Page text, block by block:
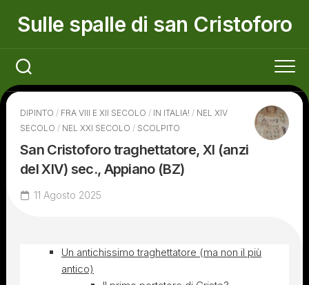
Sulle spalle di san Cristoforo
DIPINTO / FRA VIII E XII SECOLO / IN ITALIA! / NEL XIV
SECOLO / NEL XXI SECOLO / SCOLPITO
San Cristoforo traghettatore, XI (anzi
del XIV) sec., Appiano (BZ)
11 Agosto 2025
Un antichissimo traghettatore (ma non il più
antico)